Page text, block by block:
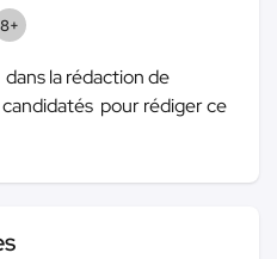
8+
dans la rédaction de
pour rédiger ce